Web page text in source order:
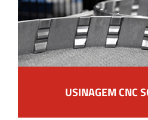
USINAGEM CNC